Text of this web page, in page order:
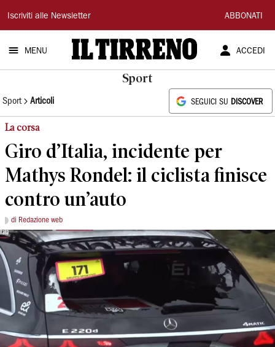
Il
Tirreno
Iscriviti alle Newsletter ABBONATI
MENU ACCEDI
Sport
Sport Articoli SEGUICI SU DISCOVER
La corsa
Giro d’Italia, incidente per
Mathys Rondel: il ciclista finisce
contro un’auto
di Redazione web